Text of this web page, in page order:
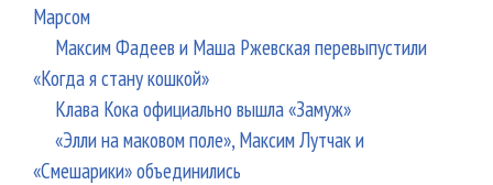
Марсом
Максим Фадеев и Маша Ржевская перевыпустили
«Когда я стану кошкой»
Клава Кока официально вышла «Замуж»
«Элли на маковом поле», Максим Лутчак и
«Смешарики» объединились